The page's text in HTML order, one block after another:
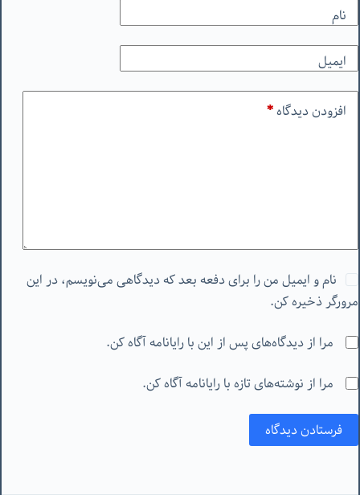
نام
ایمیل
افزودن دیدگاه*
نام و ایمیل من را برای دفعه بعد که دیدگاهی می‌نویسم، در این
مرورگر ذخیره کن.
مرا از دیدگاه‌های پس از این با رایانامه آگاه کن.
مرا از نوشته‌های تازه با رایانامه آگاه کن.
فرستادن دیدگاه